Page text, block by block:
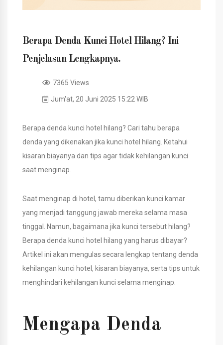
Berapa Denda Kunci Hotel Hilang? Ini
Penjelasan Lengkapnya.
7365 Views
Jum'at, 20 Juni 2025 15:22 WIB
Berapa denda kunci hotel hilang? Cari tahu berapa
denda yang dikenakan jika kunci hotel hilang. Ketahui
kisaran biayanya dan tips agar tidak kehilangan kunci
saat menginap.
Saat menginap di hotel, tamu diberikan kunci kamar
yang menjadi tanggung jawab mereka selama masa
tinggal. Namun, bagaimana jika kunci tersebut hilang?
Berapa denda kunci hotel hilang yang harus dibayar?
Artikel ini akan mengulas secara lengkap tentang denda
kehilangan kunci hotel, kisaran biayanya, serta tips untuk
menghindari kehilangan kunci selama menginap.
Mengapa Denda